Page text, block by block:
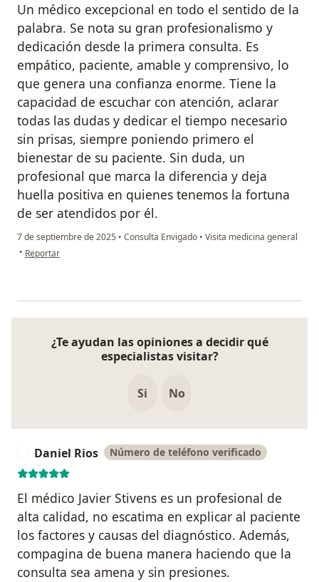
Un médico excepcional en todo el sentido de la
palabra. Se nota su gran profesionalismo y
dedicación desde la primera consulta. Es
empático, paciente, amable y comprensivo, lo
que genera una confianza enorme. Tiene la
capacidad de escuchar con atención, aclarar
todas las dudas y dedicar el tiempo necesario
sin prisas, siempre poniendo primero el
bienestar de su paciente. Sin duda, un
profesional que marca la diferencia y deja
huella positiva en quienes tenemos la fortuna
de ser atendidos por él.
7 de septiembre de 2025 • Consulta Envigado • Visita medicina general
• en opinión del usuario Fernando Rios
Reportar
¿Te ayudan las opiniones a decidir qué
especialistas visitar?
Si No
Daniel Rios Número de teléfono verificado
El médico Javier Stivens es un profesional de
alta calidad, no escatima en explicar al paciente
los factores y causas del diagnóstico. Además,
compagina de buena manera haciendo que la
consulta sea amena y sin presiones.